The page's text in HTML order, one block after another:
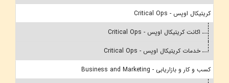
کریتیکال اوپس - Critical Ops
اکانت کریتیکال اوپس - Critical Ops
خدمات کریتیکال اوپس - Critical Ops
کسب و کار و بازاریابی - Business and Marketing